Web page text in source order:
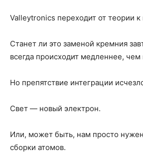
Valleytronics переходит от теории к
Станет ли это заменой кремния
всегда происходит медленнее, чем
Но препятствие интеграции
Свет — новый электрон.
Или, может быть, нам просто
сборки атомов.